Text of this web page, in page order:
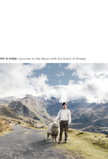
LIA-
Leipzig
International
Art
Programme
fellowship